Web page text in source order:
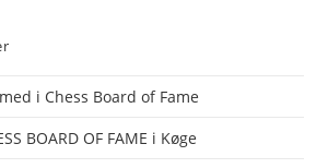
i Chess Board of Fame
BOARD OF FAME i Køge